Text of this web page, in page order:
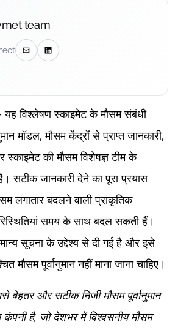
team
विश्लेषण स्काइमेट के मौसम संबंधी
मॉडल, मौसम केंद्रों से प्राप्त जानकारी,
की मौसम विशेषज्ञ टीम के
जानकारी देने का पूरा प्रयास
लगातार बदलने वाली प्राकृतिक
समय के साथ बदल सकती हैं।
सूचना के उद्देश्य से दी गई है और इसे
मौसम पूर्वानुमान नहीं माना जाना चाहिए।
बेहतर और सटीक निजी मौसम पूर्वानुमान
है, जो देशभर में विश्वसनीय मौसम